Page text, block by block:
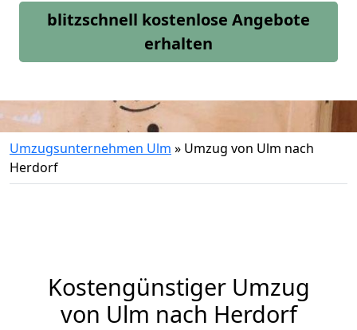
blitzschnell kostenlose Angebote
erhalten
Umzugsunternehmen Ulm » Umzug von Ulm nach
Herdorf
Kostengünstiger Umzug
von Ulm nach Herdorf